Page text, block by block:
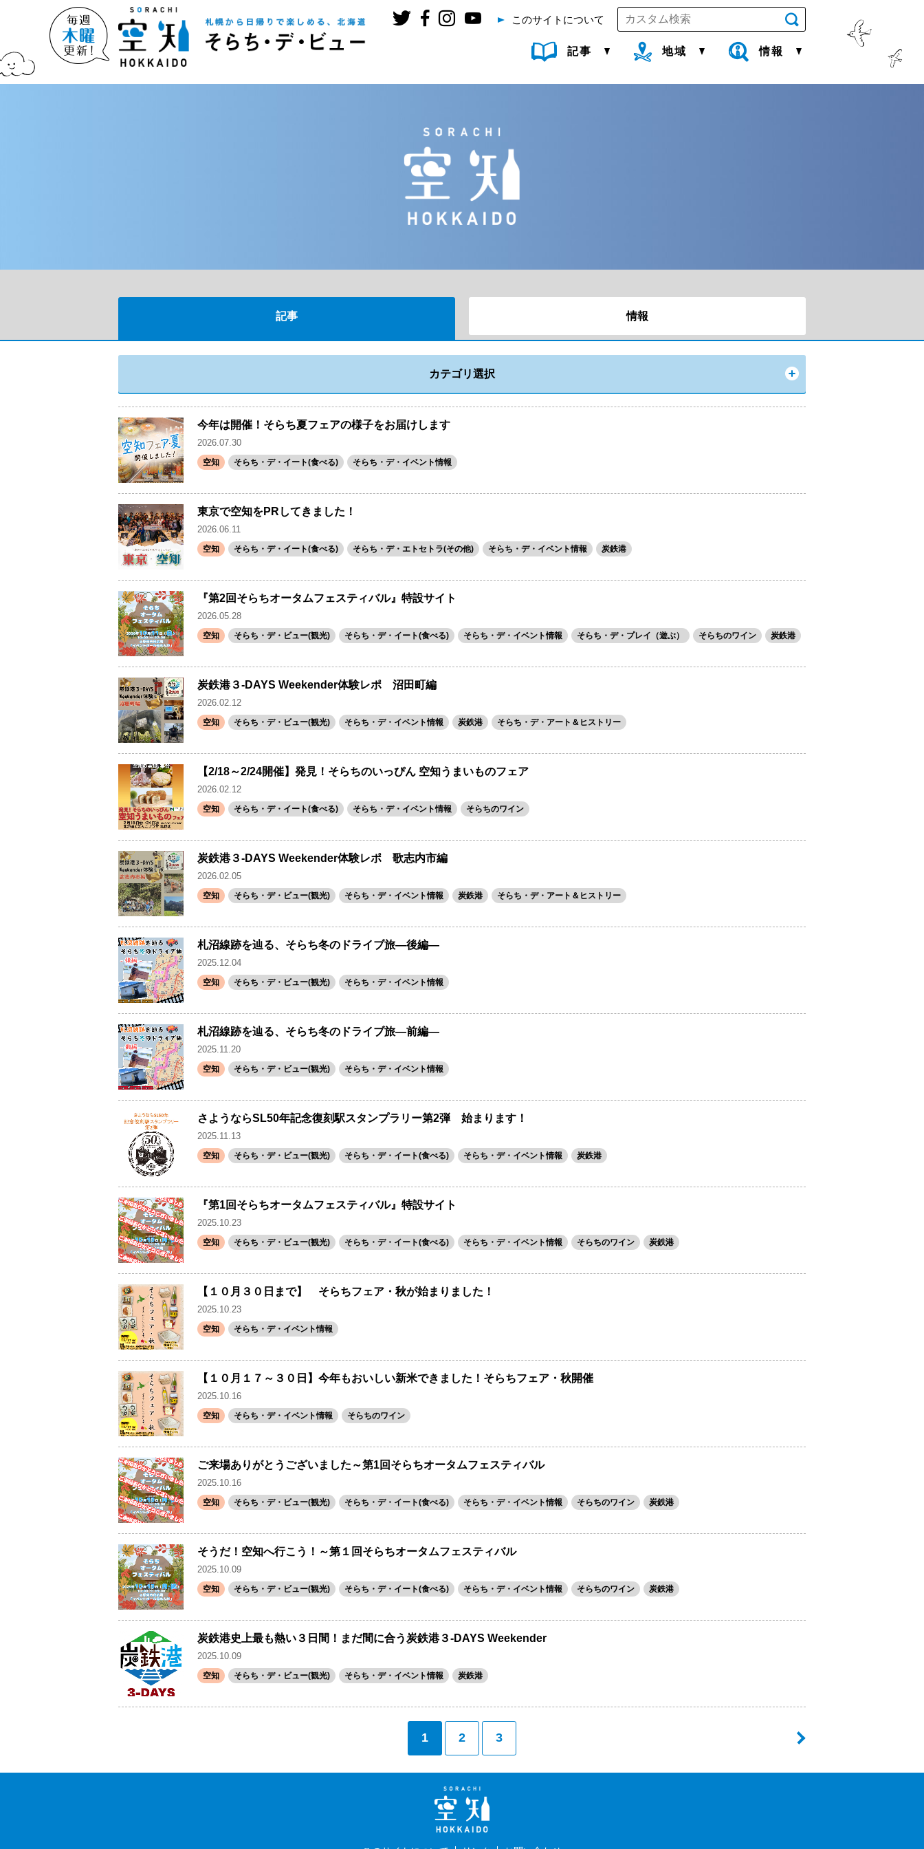
このサイトについて
記事 地域 情報
記事 情報
カテゴリ選択
今年は開催！そらち夏フェアの様子をお届けします
2026.07.30
空知 そらち・デ・イート(食べる) そらち・デ・イベント情報
東京で空知をPRしてきました！
2026.06.11
空知 そらち・デ・イート(食べる) そらち・デ・エトセトラ(その他) そらち・デ・イベント情報 炭鉄港
『第2回そらちオータムフェスティバル』特設サイト
2026.05.28
空知 そらち・デ・ビュー(観光) そらち・デ・イート(食べる) そらち・デ・イベント情報 そらち・デ・プレイ（遊ぶ） そらちのワイン 炭鉄港
炭鉄港３-DAYS Weekender体験レポ 沼田町編
2026.02.12
空知 そらち・デ・ビュー(観光) そらち・デ・イベント情報 炭鉄港 そらち・デ・アート＆ヒストリー
【2/18～2/24開催】発見！そらちのいっぴん 空知うまいものフェア
2026.02.12
空知 そらち・デ・イート(食べる) そらち・デ・イベント情報 そらちのワイン
炭鉄港３-DAYS Weekender体験レポ 歌志内市編
2026.02.05
空知 そらち・デ・ビュー(観光) そらち・デ・イベント情報 炭鉄港 そらち・デ・アート＆ヒストリー
札沼線跡を辿る、そらち冬のドライブ旅―後編―
2025.12.04
空知 そらち・デ・ビュー(観光) そらち・デ・イベント情報
札沼線跡を辿る、そらち冬のドライブ旅―前編―
2025.11.20
空知 そらち・デ・ビュー(観光) そらち・デ・イベント情報
さようならSL50年記念復刻駅スタンプラリー第2弾 始まります！
2025.11.13
空知 そらち・デ・ビュー(観光) そらち・デ・イート(食べる) そらち・デ・イベント情報 炭鉄港
『第1回そらちオータムフェスティバル』特設サイト
2025.10.23
空知 そらち・デ・ビュー(観光) そらち・デ・イート(食べる) そらち・デ・イベント情報 そらちのワイン 炭鉄港
【１０月３０日まで】 そらちフェア・秋が始まりました！
2025.10.23
空知 そらち・デ・イベント情報
【１０月１７～３０日】今年もおいしい新米できました！そらちフェア・秋開催
2025.10.16
空知 そらち・デ・イベント情報 そらちのワイン
ご来場ありがとうございました～第1回そらちオータムフェスティバル
2025.10.16
空知 そらち・デ・ビュー(観光) そらち・デ・イート(食べる) そらち・デ・イベント情報 そらちのワイン 炭鉄港
そうだ！空知へ行こう！～第１回そらちオータムフェスティバル
2025.10.09
空知 そらち・デ・ビュー(観光) そらち・デ・イート(食べる) そらち・デ・イベント情報 そらちのワイン 炭鉄港
炭鉄港史上最も熱い３日間！まだ間に合う炭鉄港３-DAYS Weekender
2025.10.09
空知 そらち・デ・ビュー(観光) そらち・デ・イベント情報 炭鉄港
1 2 3